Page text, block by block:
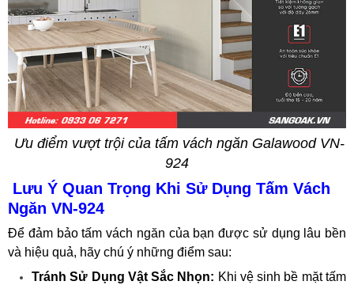
Ưu điểm vượt trội của tấm vách ngăn Galawood VN-
924
Lưu Ý Quan Trọng Khi Sử Dụng Tấm Vách
Ngăn VN-924
Để đảm bảo tấm vách ngăn của bạn được sử dụng lâu bền
và hiệu quả, hãy chú ý những điểm sau:
Tránh Sử Dụng Vật Sắc Nhọn: Khi vệ sinh bề mặt tấm